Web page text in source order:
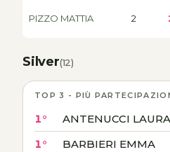
PIZZO MATTIA 2
Silver(12)
TOP 3 - PIÙ
1° ANTENUCCI LAURA
1° BARBIERI EMMA